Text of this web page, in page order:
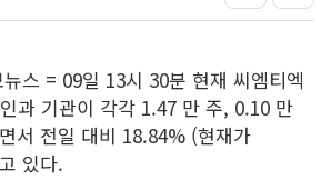
스 = 09일 13시 30분 현재 씨엠티엑
과 기관이 각각 1.47 만 주, 0.10 만
서 전일 대비 18.84% (현재가
있다.